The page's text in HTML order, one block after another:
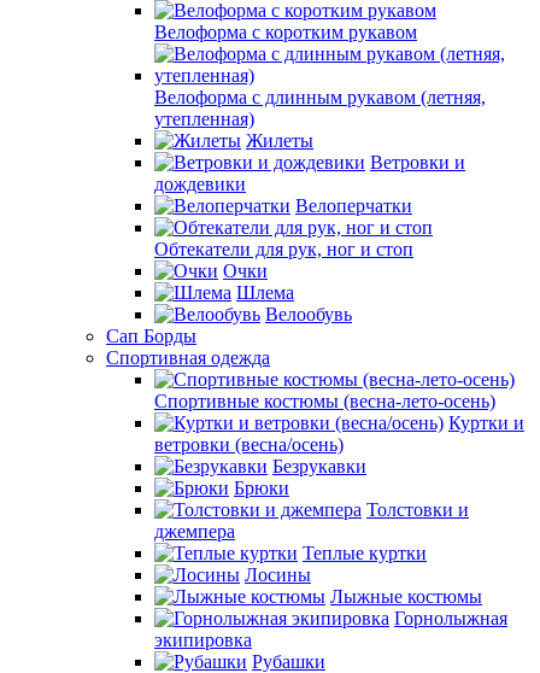
Велоформа с коротким рукавом
Велоформа с длинным рукавом (летняя,
утепленная)
Жилеты
Ветровки и
дождевики
Велоперчатки
Обтекатели для рук, ног и стоп
Очки
Шлема
Велообувь
Сап Борды
Спортивная одежда
Спортивные костюмы (весна-лето-осень)
Куртки и
ветровки (весна/осень)
Безрукавки
Брюки
Толстовки и
джемпера
Теплые куртки
Лосины
Лыжные костюмы
Горнолыжная
экипировка
Рубашки